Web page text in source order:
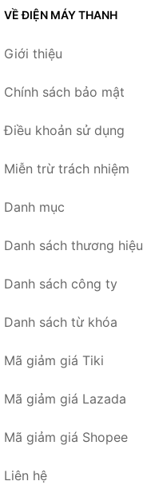
VỀ ĐIỆN MÁY THANH
Giới thiệu
Chính sách bảo mật
Điều khoản sử dụng
Miễn trừ trách nhiệm
Danh mục
Danh sách thương hiệu
Danh sách công ty
Danh sách từ khóa
Mã giảm giá Tiki
Mã giảm giá Lazada
Mã giảm giá Shopee
Liên hệ